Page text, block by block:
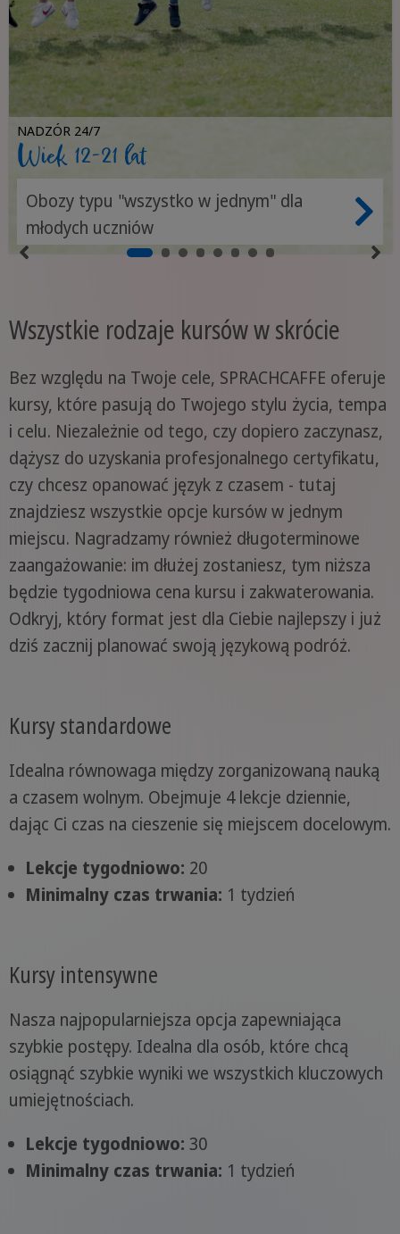
NADZÓR 24/7
Wiek 12-21 lat
Obozy typu "wszystko w jednym" dla
młodych uczniów
Wszystkie rodzaje kursów w skrócie
Bez względu na Twoje cele, SPRACHCAFFE oferuje
kursy, które pasują do Twojego stylu życia, tempa
i celu. Niezależnie od tego, czy dopiero zaczynasz,
dążysz do uzyskania profesjonalnego certyfikatu,
czy chcesz opanować język z czasem - tutaj
znajdziesz wszystkie opcje kursów w jednym
miejscu. Nagradzamy również długoterminowe
zaangażowanie: im dłużej zostaniesz, tym niższa
będzie tygodniowa cena kursu i zakwaterowania.
Odkryj, który format jest dla Ciebie najlepszy i już
dziś zacznij planować swoją językową podróż.
Kursy standardowe
Idealna równowaga między zorganizowaną nauką
a czasem wolnym. Obejmuje 4 lekcje dziennie,
dając Ci czas na cieszenie się miejscem docelowym.
Lekcje tygodniowo: 20
Minimalny czas trwania: 1 tydzień
Kursy intensywne
Nasza najpopularniejsza opcja zapewniająca
szybkie postępy. Idealna dla osób, które chcą
osiągnąć szybkie wyniki we wszystkich kluczowych
umiejętnościach.
Lekcje tygodniowo: 30
Minimalny czas trwania: 1 tydzień